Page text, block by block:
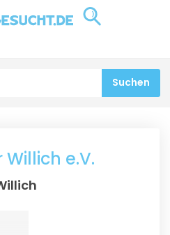
e.V.